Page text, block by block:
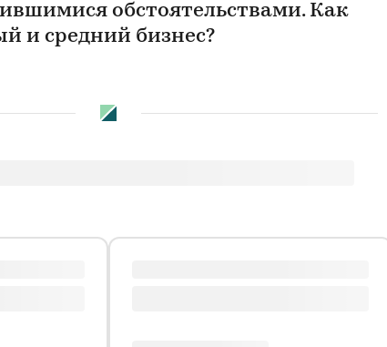
обстоятельствами. Как
и средний бизнес?